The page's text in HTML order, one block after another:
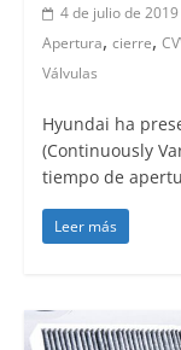
4 de julio de 2019
Apertura, cierre,
Válvulas
Hyundai ha
(Continuously
tiempo de
Leer más